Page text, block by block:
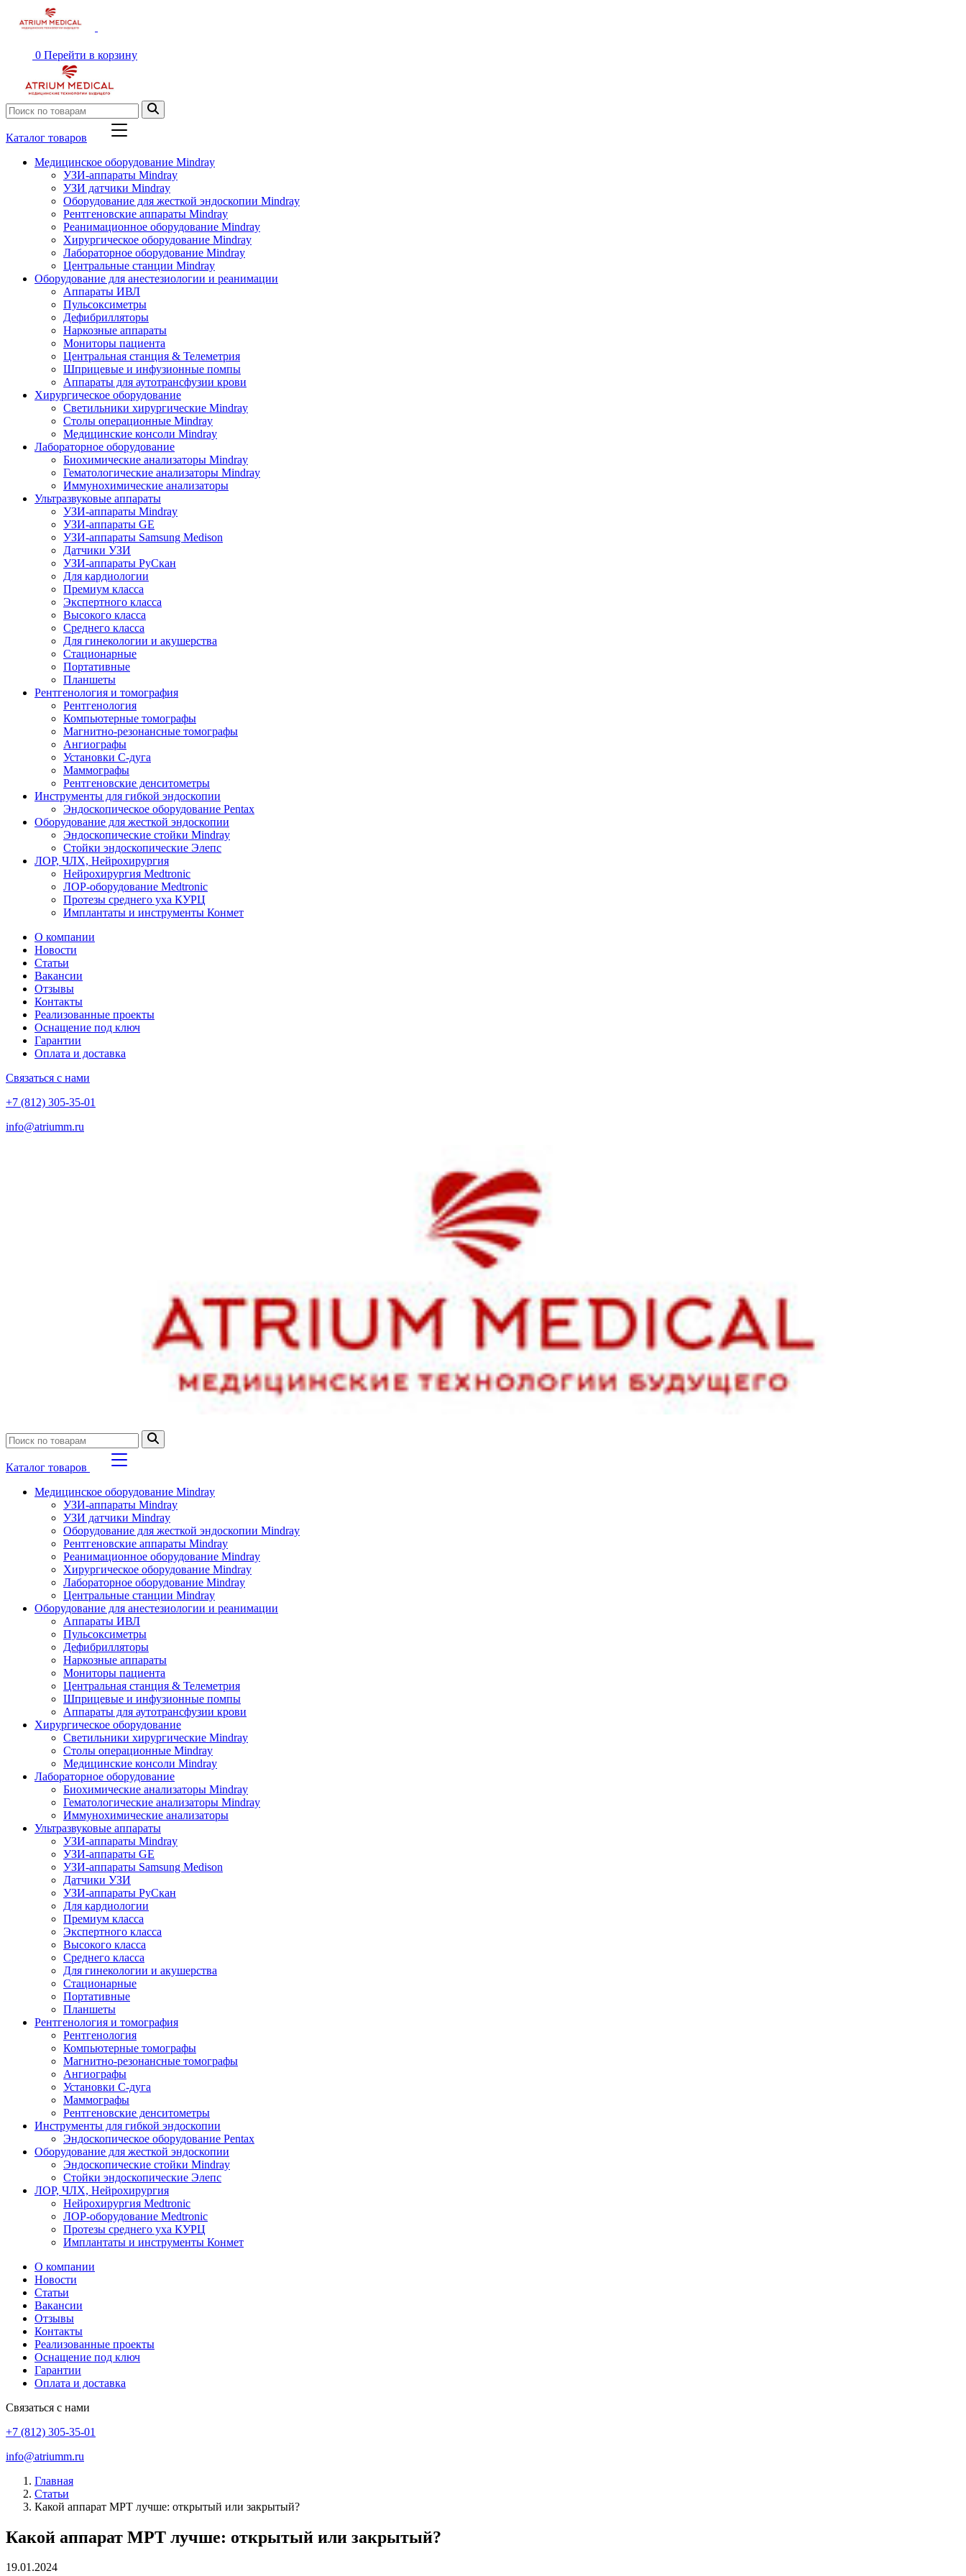
0 Перейти в корзину
Каталог товаров
Медицинское оборудование Mindray
УЗИ-аппараты Mindray
УЗИ датчики Mindray
Оборудование для жесткой эндоскопии Mindray
Рентгеновские аппараты Mindray
Реанимационное оборудование Mindray
Хирургическое оборудование Mindray
Лабораторное оборудование Mindray
Центральные станции Mindray
Оборудование для анестезиологии и реанимации
Аппараты ИВЛ
Пульсоксиметры
Дефибрилляторы
Наркозные аппараты
Мониторы пациента
Центральная станция & Телеметрия
Шприцевые и инфузионные помпы
Аппараты для аутотрансфузии крови
Хирургическое оборудование
Светильники хирургические Mindray
Столы операционные Mindray
Медицинские консоли Mindray
Лабораторное оборудование
Биохимические анализаторы Mindray
Гематологические анализаторы Mindray
Иммунохимические анализаторы
Ультразвуковые аппараты
УЗИ-аппараты Mindray
УЗИ-аппараты GE
УЗИ-аппараты Samsung Medison
Датчики УЗИ
УЗИ-аппараты РуСкан
Для кардиологии
Премиум класса
Экспертного класса
Высокого класса
Среднего класса
Для гинекологии и акушерства
Стационарные
Портативные
Планшеты
Рентгенология и томография
Рентгенология
Компьютерные томографы
Магнитно-резонансные томографы
Ангиографы
Установки С-дуга
Маммографы
Рентгеновские денситометры
Инструменты для гибкой эндоскопии
Эндоскопическое оборудование Pentax
Оборудование для жесткой эндоскопии
Эндоскопические стойки Mindray
Стойки эндоскопические Элепс
ЛОР, ЧЛХ, Нейрохирургия
Нейрохирургия Medtronic
ЛОР-оборудование Medtronic
Протезы среднего уха КУРЦ
Имплантаты и инструменты Конмет
О компании
Новости
Статьи
Вакансии
Отзывы
Контакты
Реализованные проекты
Оснащение под ключ
Гарантии
Оплата и доставка
Связаться с нами
+7 (812) 305-35-01
info@atriumm.ru
Каталог товаров
Медицинское оборудование Mindray
УЗИ-аппараты Mindray
УЗИ датчики Mindray
Оборудование для жесткой эндоскопии Mindray
Рентгеновские аппараты Mindray
Реанимационное оборудование Mindray
Хирургическое оборудование Mindray
Лабораторное оборудование Mindray
Центральные станции Mindray
Оборудование для анестезиологии и реанимации
Аппараты ИВЛ
Пульсоксиметры
Дефибрилляторы
Наркозные аппараты
Мониторы пациента
Центральная станция & Телеметрия
Шприцевые и инфузионные помпы
Аппараты для аутотрансфузии крови
Хирургическое оборудование
Светильники хирургические Mindray
Столы операционные Mindray
Медицинские консоли Mindray
Лабораторное оборудование
Биохимические анализаторы Mindray
Гематологические анализаторы Mindray
Иммунохимические анализаторы
Ультразвуковые аппараты
УЗИ-аппараты Mindray
УЗИ-аппараты GE
УЗИ-аппараты Samsung Medison
Датчики УЗИ
УЗИ-аппараты РуСкан
Для кардиологии
Премиум класса
Экспертного класса
Высокого класса
Среднего класса
Для гинекологии и акушерства
Стационарные
Портативные
Планшеты
Рентгенология и томография
Рентгенология
Компьютерные томографы
Магнитно-резонансные томографы
Ангиографы
Установки С-дуга
Маммографы
Рентгеновские денситометры
Инструменты для гибкой эндоскопии
Эндоскопическое оборудование Pentax
Оборудование для жесткой эндоскопии
Эндоскопические стойки Mindray
Стойки эндоскопические Элепс
ЛОР, ЧЛХ, Нейрохирургия
Нейрохирургия Medtronic
ЛОР-оборудование Medtronic
Протезы среднего уха КУРЦ
Имплантаты и инструменты Конмет
О компании
Новости
Статьи
Вакансии
Отзывы
Контакты
Реализованные проекты
Оснащение под ключ
Гарантии
Оплата и доставка
Связаться с нами
+7 (812) 305-35-01
info@atriumm.ru
Главная
Статьи
Какой аппарат МРТ лучше: открытый или закрытый?
Какой аппарат МРТ лучше: открытый или закрытый?
19.01.2024